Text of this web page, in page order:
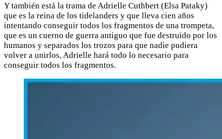
Y también está la trama de Adrielle Cuthbert (Elsa Pataky)
que es la reina de los tidelanders y que lleva cien años
intentando conseguir todos los fragmentos de una trompeta,
que es un cuerno de guerra antiguo que fue destruido por los
humanos y separados los trozos para que nadie pudiera
volver a unirlos, Adrielle hará todo lo necesario para
conseguir todos los fragmentos.